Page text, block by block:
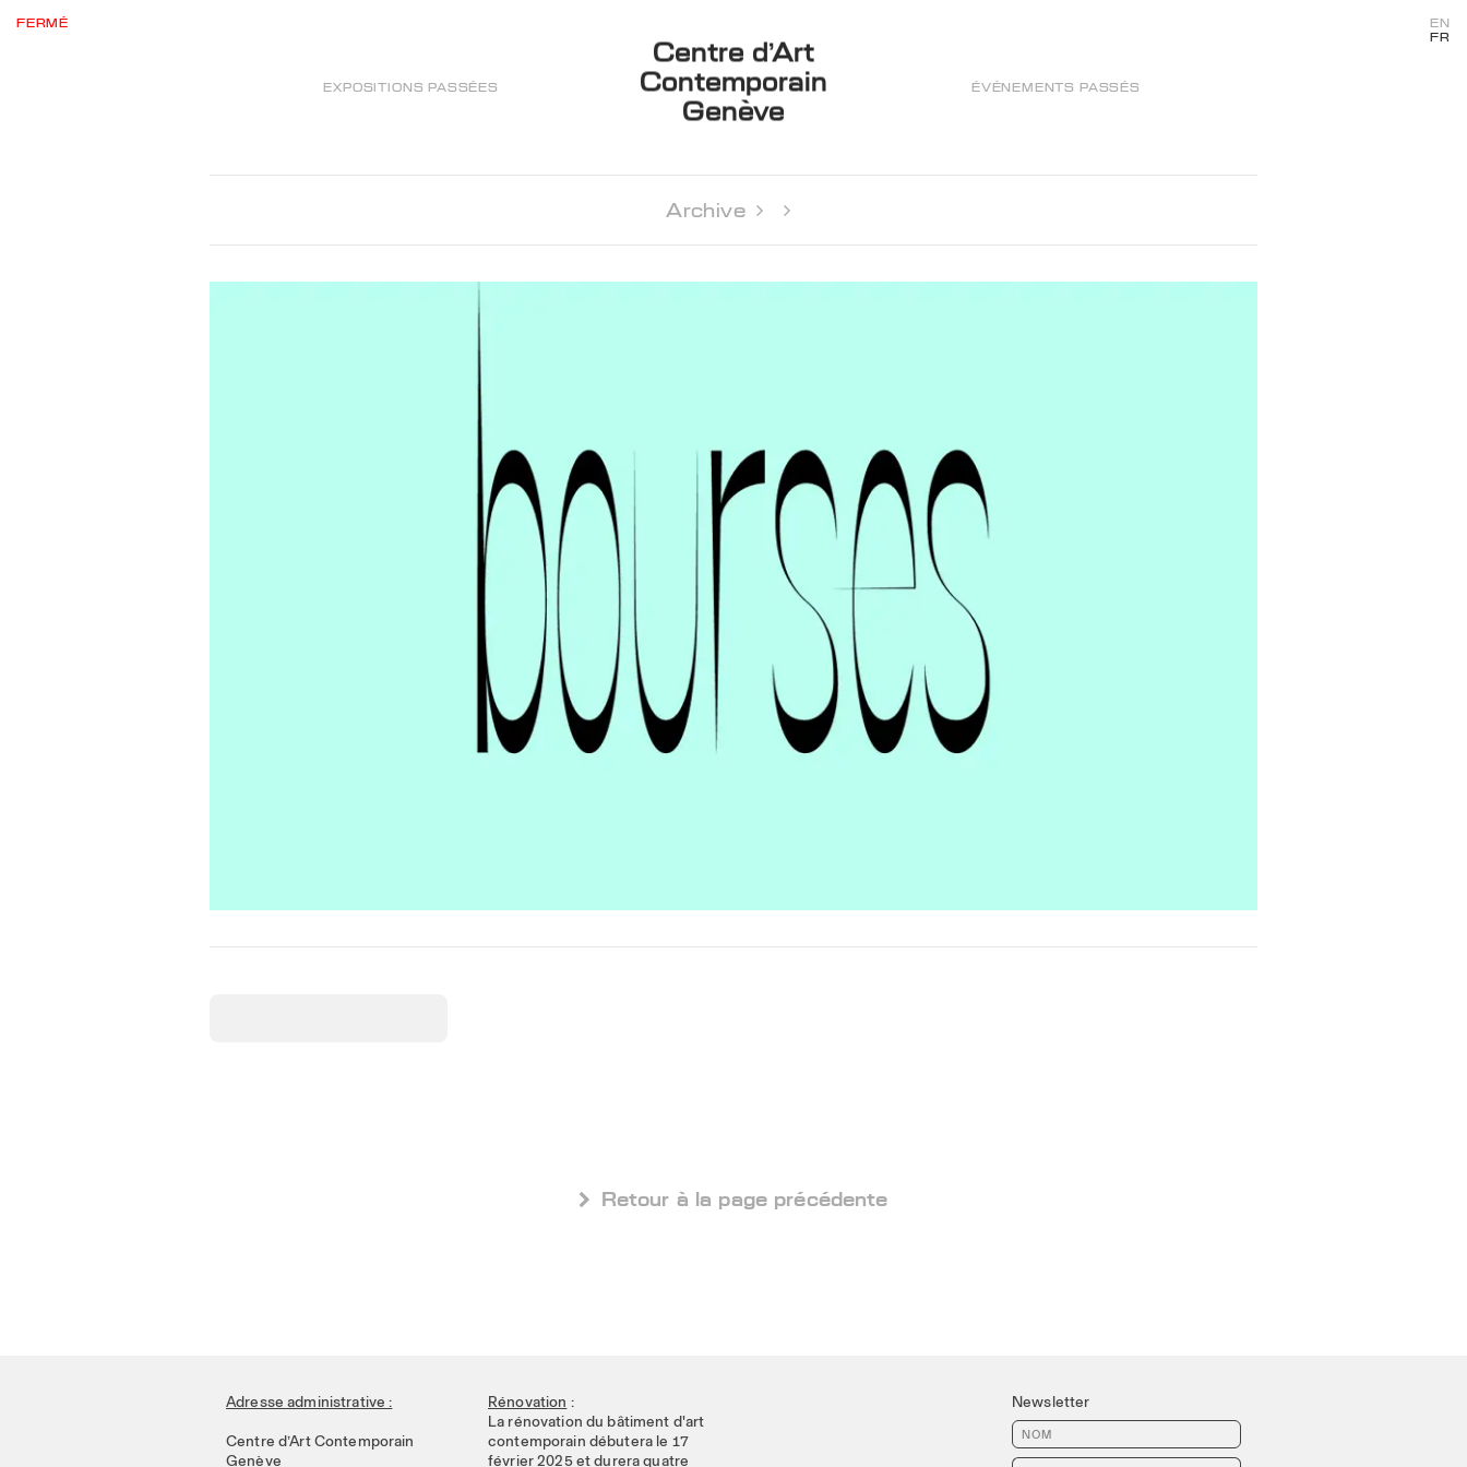
FERMÉ
EXPOSITIONS PASSÉES
Centre d’Art
Contemporain
Genève
ÉVÉNEMENTS PASSÉS
EN
FR
Archive  
 Retour à la page précédente
Adresse administrative :
Centre d’Art Contemporain
Genève
Rénovation :
La rénovation du bâtiment d'art
contemporain débutera le 17
février 2025 et durera quatre
Newsletter